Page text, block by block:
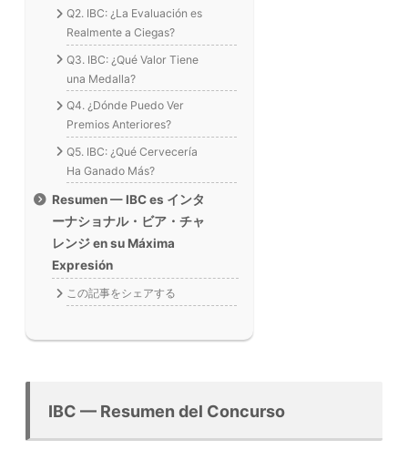
Q2. IBC: ¿La Evaluación es
Realmente a Ciegas?
Q3. IBC: ¿Qué Valor Tiene
una Medalla?
Q4. ¿Dónde Puedo Ver
Premios Anteriores?
Q5. IBC: ¿Qué Cervecería
Ha Ganado Más?
Resumen — IBC es インタ
ーナショナル・ビア・チャ
レンジ en su Máxima
Expresión
この記事をシェアする
IBC — Resumen del Concurso